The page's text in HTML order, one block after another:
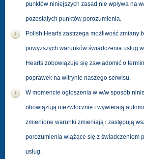
punktów niniejszych zasad nie wpływa na
pozostałych punktów porozumienia.
Polish Hearts zastrzega możliwość zmiany
powyższych warunków świadczenia usług
Hearts zobowiązuje się zawiadomić o
poprawek na witrynie naszego serwisu.
W momencie ogłoszenia w w/w sposób
obowiązują niezwłocznie i wywierają
zmienione warunki zmieniają i zastępują
porozumienia wiążące się z świadczeniem
usług.